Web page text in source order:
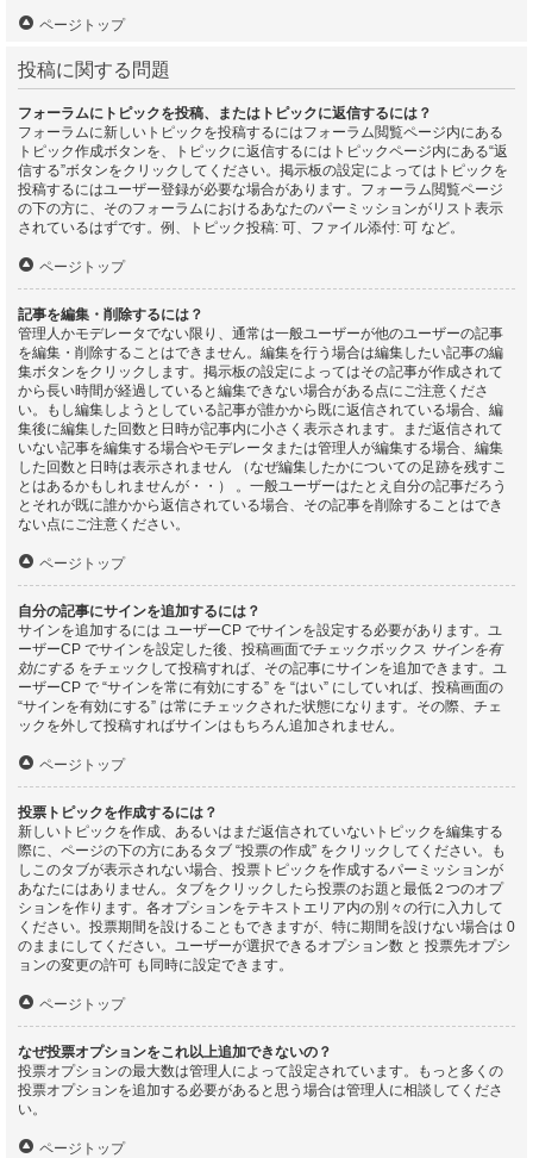
ページトップ
投稿に関する問題
フォーラムにトピックを投稿、またはトピックに返信するには？
フォーラムに新しいトピックを投稿するにはフォーラム閲覧ページ内にある
トピック作成ボタンを、トピックに返信するにはトピックページ内にある“返
信する”ボタンをクリックしてください。掲示板の設定によってはトピックを
投稿するにはユーザー登録が必要な場合があります。フォーラム閲覧ページ
の下の方に、そのフォーラムにおけるあなたのパーミッションがリスト表示
されているはずです。例、トピック投稿: 可、ファイル添付: 可 など。
ページトップ
記事を編集・削除するには？
管理人かモデレータでない限り、通常は一般ユーザーが他のユーザーの記事
を編集・削除することはできません。編集を行う場合は編集したい記事の編
集ボタンをクリックします。掲示板の設定によってはその記事が作成されて
から長い時間が経過していると編集できない場合がある点にご注意くださ
い。もし編集しようとしている記事が誰かから既に返信されている場合、編
集後に編集した回数と日時が記事内に小さく表示されます。まだ返信されて
いない記事を編集する場合やモデレータまたは管理人が編集する場合、編集
した回数と日時は表示されません （なぜ編集したかについての足跡を残すこ
とはあるかもしれませんが・・） 。一般ユーザーはたとえ自分の記事だろう
とそれが既に誰かから返信されている場合、その記事を削除することはでき
ない点にご注意ください。
ページトップ
自分の記事にサインを追加するには？
サインを追加するには ユーザーCP でサインを設定する必要があります。ユ
ーザーCP でサインを設定した後、投稿画面でチェックボックス サインを有
効にする をチェックして投稿すれば、その記事にサインを追加できます。ユ
ーザーCP で “サインを常に有効にする” を “はい” にしていれば、投稿画面の
“サインを有効にする” は常にチェックされた状態になります。その際、チェ
ックを外して投稿すればサインはもちろん追加されません。
ページトップ
投票トピックを作成するには？
新しいトピックを作成、あるいはまだ返信されていないトピックを編集する
際に、ページの下の方にあるタブ “投票の作成” をクリックしてください。も
しこのタブが表示されない場合、投票トピックを作成するパーミッションが
あなたにはありません。タブをクリックしたら投票のお題と最低２つのオプ
ションを作ります。各オプションをテキストエリア内の別々の行に入力して
ください。投票期間を設けることもできますが、特に期間を設けない場合は 0
のままにしてください。ユーザーが選択できるオプション数 と 投票先オプシ
ョンの変更の許可 も同時に設定できます。
ページトップ
なぜ投票オプションをこれ以上追加できないの？
投票オプションの最大数は管理人によって設定されています。もっと多くの
投票オプションを追加する必要があると思う場合は管理人に相談してくださ
い。
ページトップ